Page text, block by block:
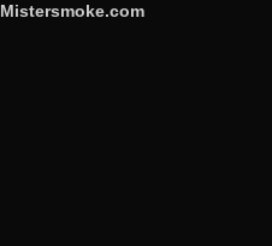
Mistersmoke.com